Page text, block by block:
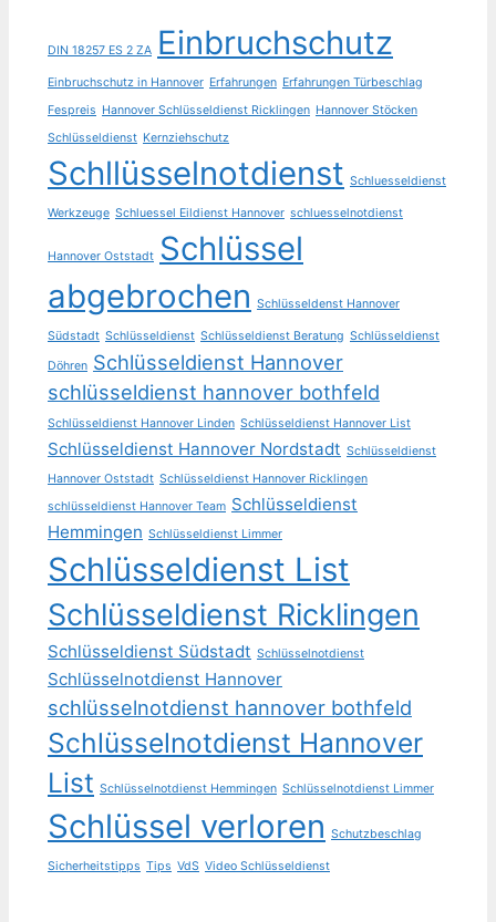
DIN 18257 ES 2 ZA Einbruchschutz
Einbruchschutz in Hannover Erfahrungen Erfahrungen Türbeschlag
Fespreis Hannover Schlüsseldienst Ricklingen Hannover Stöcken
Schlüsseldienst Kernziehschutz
Schllüsselnotdienst Schluesseldienst
Werkzeuge Schluessel Eildienst Hannover schluesselnotdienst
Hannover Oststadt Schlüssel
abgebrochen Schlüsseldenst Hannover
Südstadt Schlüsseldienst Schlüsseldienst Beratung Schlüsseldienst
Döhren Schlüsseldienst Hannover
schlüsseldienst hannover bothfeld
Schlüsseldienst Hannover Linden Schlüsseldienst Hannover List
Schlüsseldienst Hannover Nordstadt Schlüsseldienst
Hannover Oststadt Schlüsseldienst Hannover Ricklingen
schlüsseldienst Hannover Team Schlüsseldienst
Hemmingen Schlüsseldienst Limmer
Schlüsseldienst List
Schlüsseldienst Ricklingen
Schlüsseldienst Südstadt Schlüsselnotdienst
Schlüsselnotdienst Hannover
schlüsselnotdienst hannover bothfeld
Schlüsselnotdienst Hannover
List Schlüsselnotdienst Hemmingen Schlüsselnotdienst Limmer
Schlüssel verloren Schutzbeschlag
Sicherheitstipps Tips VdS Video Schlüsseldienst